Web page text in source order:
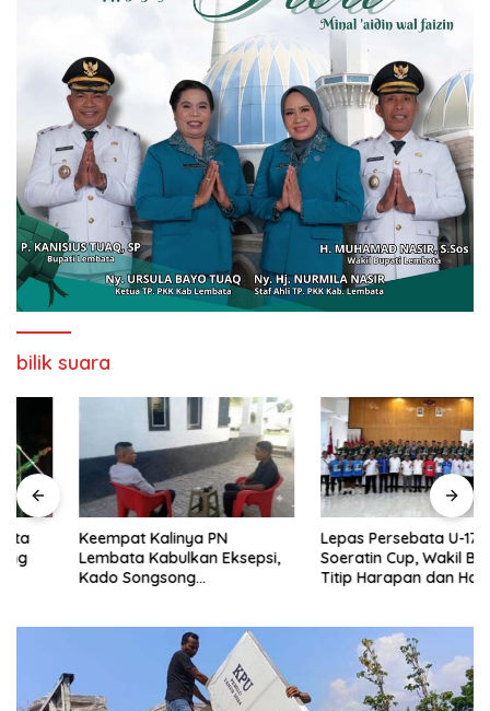
bilik suara
Keempat Kalinya PN
Lembata Kabulkan Eksepsi,
Kado Songsong
Lepas Persebata U-17 ke
Soeratin Cup, Wakil Bupati
Titip Harapan dan Harga Diri